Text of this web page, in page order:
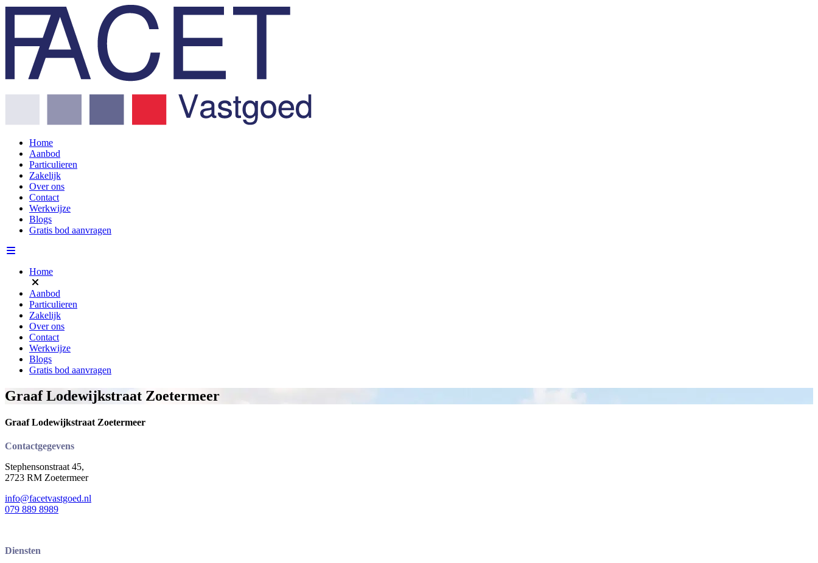
Home
Aanbod
Particulieren
Zakelijk
Over ons
Contact
Werkwijze
Blogs
Gratis bod aanvragen
Home
Aanbod
Particulieren
Zakelijk
Over ons
Contact
Werkwijze
Blogs
Gratis bod aanvragen
Graaf Lodewijkstraat Zoetermeer
Graaf Lodewijkstraat Zoetermeer
Contactgegevens
Stephensonstraat 45,
2723 RM Zoetermeer
info@facetvastgoed.nl
079 889 8989
Diensten